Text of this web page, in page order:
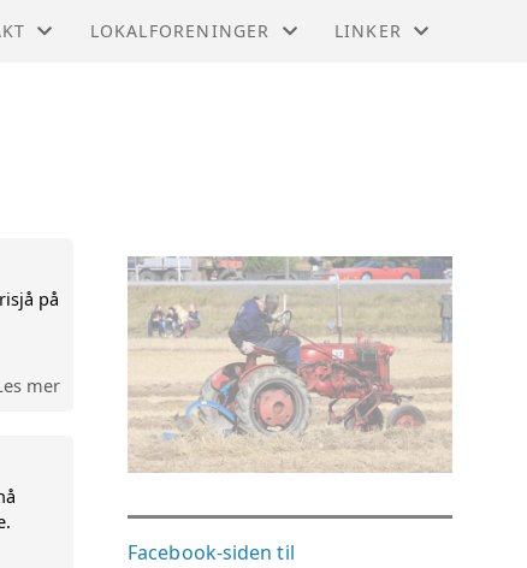
LOKALFORENINGER LINKER
på
mer
Facebook-siden til